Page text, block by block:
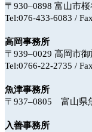
〒930‒0898 富山市
Tel:076-433-6083 /
高岡事務所
〒939‒0029 高岡市
Tel:0766-22-2735 /
魚津事務所
〒937‒0805 富山県
入善事務所